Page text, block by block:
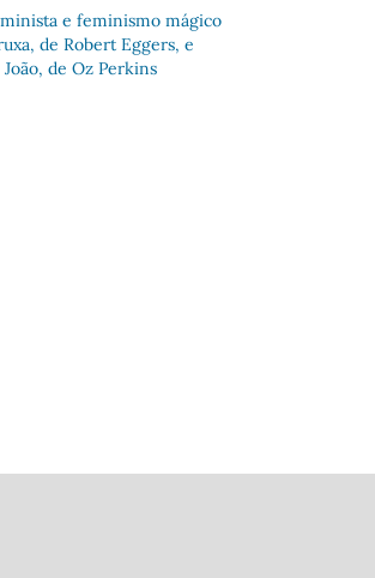
e feminismo mágico
de Robert Eggers, e
de Oz Perkins